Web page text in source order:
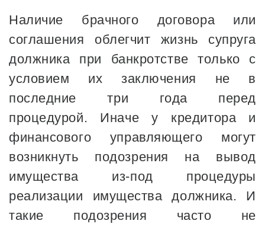
Наличие брачного договора или
соглашения облегчит жизнь супруга
должника при банкротстве только с
условием их заключения не в
последние три года перед
процедурой. Иначе у кредитора и
финансового управляющего могут
возникнуть подозрения на вывод
имущества из-под процедуры
реализации имущества должника. И
такие подозрения часто не